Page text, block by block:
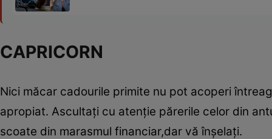
CAPRICORN
Nici măcar cadourile primite nu pot acoperi
apropiat. Ascultaţi cu atenţie părerile celor din
scoate din marasmul financiar,dar vă înşelaţi.